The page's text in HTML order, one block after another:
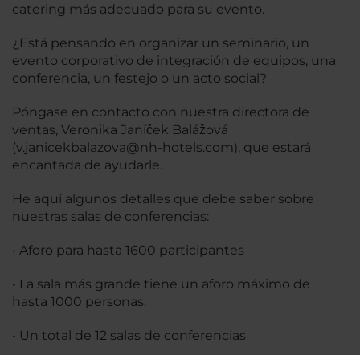
catering más adecuado para su evento.
¿Está pensando en organizar un seminario, un
evento corporativo de integración de equipos, una
conferencia, un festejo o un acto social?
Póngase en contacto con nuestra directora de
ventas, Veronika Janíček Balážová
(v.janicekbalazova@nh-hotels.com), que estará
encantada de ayudarle.
He aquí algunos detalles que debe saber sobre
nuestras salas de conferencias:
• Aforo para hasta 1600 participantes
• La sala más grande tiene un aforo máximo de
hasta 1000 personas.
• Un total de 12 salas de conferencias